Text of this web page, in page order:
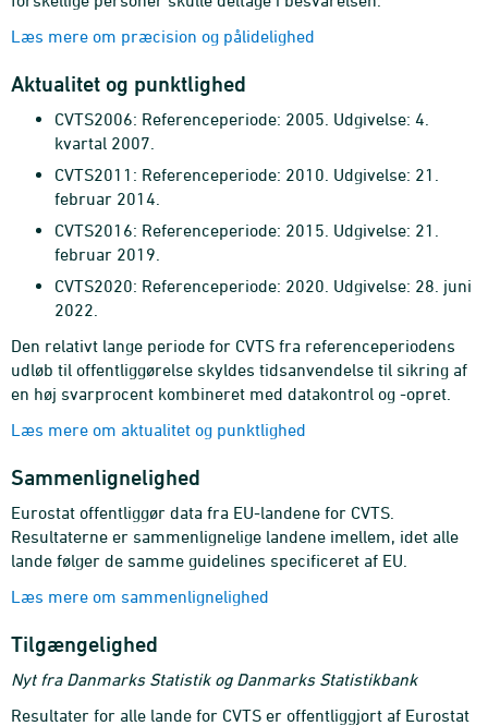
Læs mere om præcision og pålidelighed
Aktualitet og punktlighed
CVTS2006: Referenceperiode: 2005. Udgivelse: 4.
kvartal 2007.
CVTS2011: Referenceperiode: 2010. Udgivelse: 21.
februar 2014.
CVTS2016: Referenceperiode: 2015. Udgivelse: 21.
februar 2019.
CVTS2020: Referenceperiode: 2020. Udgivelse: 28. juni
2022.
Den relativt lange periode for CVTS fra referenceperiodens
udløb til offentliggørelse skyldes tidsanvendelse til sikring af
en høj svarprocent kombineret med datakontrol og -opret.
Læs mere om aktualitet og punktlighed
Sammenlignelighed
Eurostat offentliggør data fra EU-landene for CVTS.
Resultaterne er sammenlignelige landene imellem, idet alle
lande følger de samme guidelines specificeret af EU.
Læs mere om sammenlignelighed
Tilgængelighed
Nyt fra Danmarks Statistik og Danmarks Statistikbank
Resultater for alle lande for CVTS er offentliggjort af Eurostat